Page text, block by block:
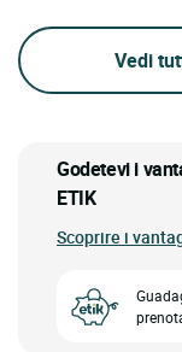
Vedi
Godetevi i
ETIK
Scoprire i